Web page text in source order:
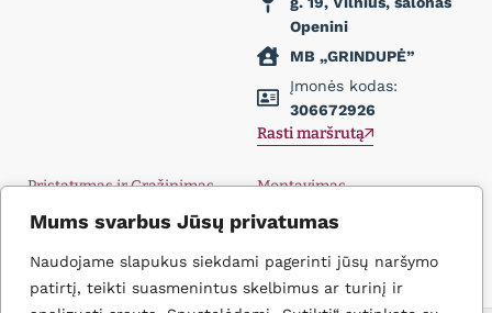
Mums svarbus Jūsų privatumas
Naudojame slapukus siekdami pagerinti jūsų naršymo
patirtį, teikti suasmenintus skelbimus ar turinį ir
Openini
MB „GRINDUPĖ”
Įmonės kodas:
306672926
Rasti maršrutą
Pristatymas ir Grąžinimas
Privatumo politika
Montavimas
Didmena
Kontaktai